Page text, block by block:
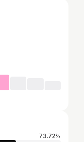
73.72%